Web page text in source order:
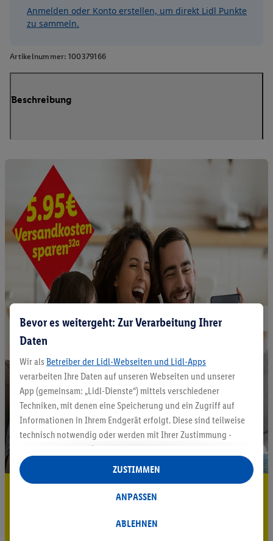
Anmelden oder Konto erstellen, um direkt Lidl Punkte
zu sammeln.
Artikelnummer: 100379166
Beschreibung
5.95 € Versand sparen³²ᵃ
Bevor es weitergeht: Zur Verarbeitung Ihrer
Daten
Wir als Betreiber der Lidl-Webseiten und Lidl-Apps
verarbeiten Ihre Daten auf unseren Webseiten und unserer
App (gemeinsam: „Lidl-Dienste“) mittels verschiedener
Techniken, mit denen eine Speicherung und ein Zugriff auf
Informationen in Ihrem Endgerät erfolgt. Diese sind teilweise
technisch notwendig oder werden mit Ihrer Zustimmung -
auch durch Partner (u.a.
Verantwortliche; im Zusammenhang mit dem IAB TCF
insgesamt
Statistik-Erstellung oder für personalisierte Werbung
Datenverarbeitungen für personalisierte Werbung werden
ABLEHNEN
ANPASSEN
ZUSTIMMEN